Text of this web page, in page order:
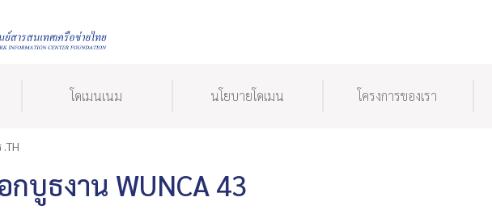
โดเมนเนม นโยบายโดเมน โครงการของเรา
บูธงาน WUNCA 43